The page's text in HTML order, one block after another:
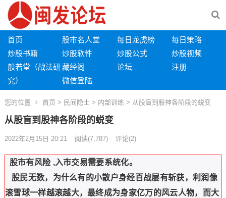
首页 股市名人堂 每日龙虎榜
每日策略
炒股书籍
炒股软件 炒股公式
炒股视频
般若堂（战法研
究）
藏经阁 论坛
注册
微信登陆
您的位置 首页 > 民间隐士> 内部训练 > 从股盲到股神各阶段的蜕变
从股盲到股神各阶段的蜕变
2022年2月15日 20:21 阅读(7,787) 评论(2)
股市有风险 ,入市交易需要系统化。
股民无数，为什么有的小散户身经百战屡有斩获，利润像
滚雪球一样越滚越大，最终成为身家亿万的风云人物，而大